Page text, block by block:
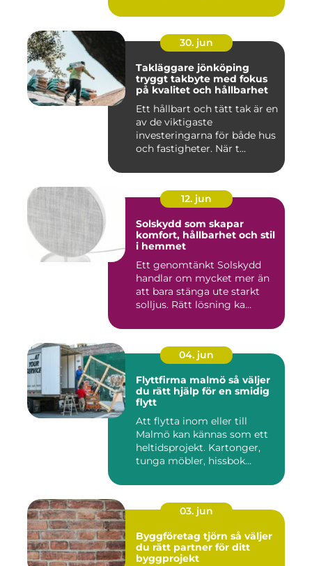
30. jun
Takläggare jönköping
tryggt takbyte med fokus
på kvalitet och hållbarhet
Ett hållbart och tätt tak är en
av de viktigaste
investeringarna för både hus
och fastigheter. När t...
12. jun
Solskydd som skapar
komfort, hållbarhet och stil
i hemmet
Ett genomtänkt Solskydd
handlar om mycket mer än
att bara stänga ute starkt
solljus. Rätt lösning ka...
04. jun
Flyttfirma malmö så väljer
du rätt hjälp för en smidig
flytt
Att flytta inom eller till
Malmö kan kännas som ett
heltidsprojekt. Kartonger,
tunga möbler, hissbok...
03. jun
Byggföretag tjörn så väljer
du rätt partner för ditt
byggprojekt